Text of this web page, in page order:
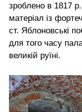
зроблено в 1817
матеріал із
ст. Яблоновські
для того часу
великій руїні.